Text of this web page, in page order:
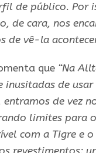
de público. Por
de cara, nos
de vê-la
que “Na
de
de vez
limites para
com a Tigre e